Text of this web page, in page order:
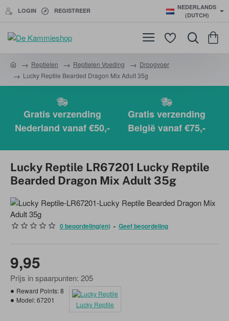
LOGIN REGISTREER
NEDERLANDS
(DUTCH)
Reptielen Reptielen Voeding
Droogvoer
Lucky Reptile Bearded Dragon Mix Adult 35g
Gratis verzending
Nederland vanaf €50,-
Gratis verzending
België vanaf €75,-
Lucky Reptile LR67201 Lucky Reptile
Bearded Dragon Mix Adult 35g
0 beoordeling(en) - Geef beoordeling
9,95
Prijs in spaarpunten: 205
Reward Points:8
Model:67201
Lucky Reptile